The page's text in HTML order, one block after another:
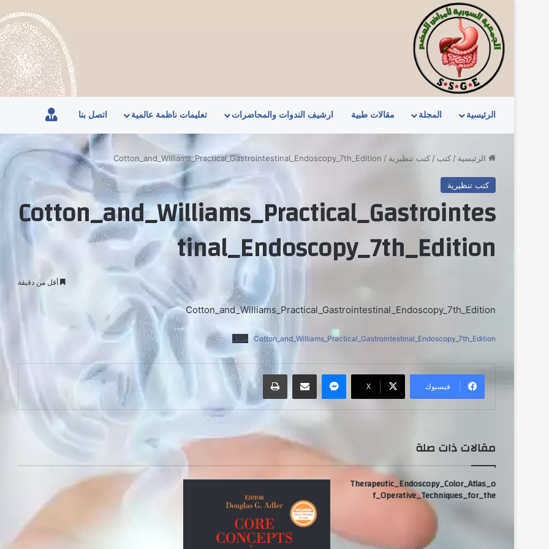
الرئيسية المجلة مقالات طبية ارشيف الندوات والمحاضرات تعليمات ناظمة عالمية اتصل بنا
الرئيسية / كتب / كتب تنظيرية /
Cotton_and_Williams_Practical_Gastrointestinal_Endoscopy_7th_Edition
كتب تنظيرية
Cotton_and_Williams_Practical_Gastrointes
tinal_Endoscopy_7th_Edition
أقل من دقيقة
Cotton_and_Williams_Practical_Gastrointestinal_Endoscopy_7th_Edition
Cotton_and_Williams_Practical_Gastrointestinal_Endoscopy_7th_Edition تنزيل
فيسبوك ‫X
ماسنجر مشاركة عبر البريد طباعة
مقالات ذات صلة
Therapeutic_Endoscopy_Color_Atlas_o
f_Operative_Techniques_for_the